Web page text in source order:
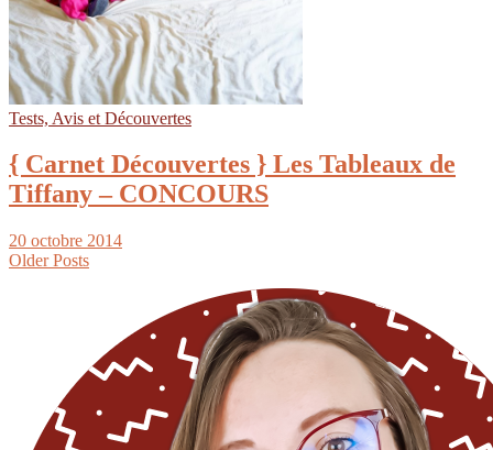
Tests, Avis et Découvertes
{ Carnet Découvertes } Les Tableaux de
Tiffany – CONCOURS
20 octobre 2014
Older Posts